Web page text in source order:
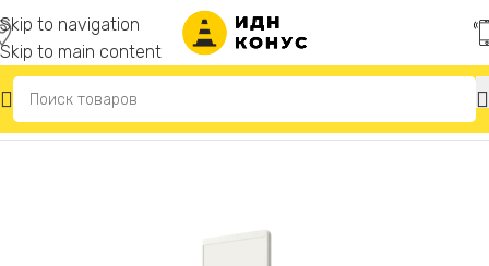
Skip to navigation
Skip to main content
Главная Дорожное ограждение «Солдатики»